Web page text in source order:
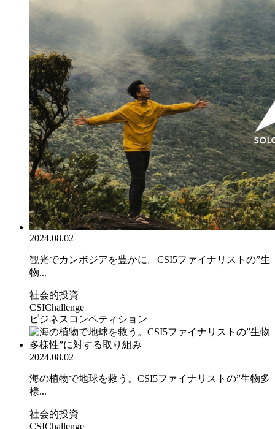
2024.08.02
観光でカンボジアを豊かに。CSI5ファイナリストの”生
物...
社会的投資
CSIChallenge
ビジネスコンペティション
2024.08.02
海の植物で地球を救う。CSI5ファイナリストの”生物多
様...
社会的投資
CSIChallenge